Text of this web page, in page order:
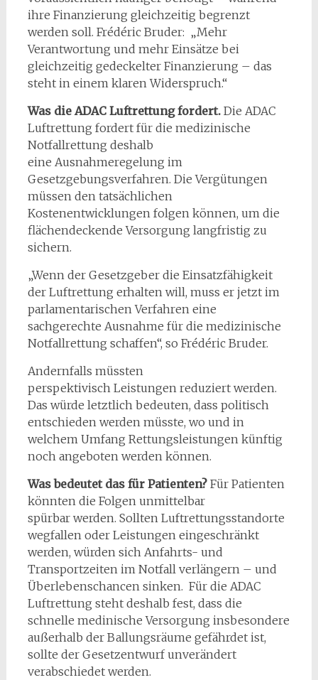
ihre Finanzierung gleichzeitig begrenzt
werden soll. Frédéric Bruder: „Mehr
Verantwortung und mehr Einsätze bei
gleichzeitig gedeckelter Finanzierung – das
steht in einem klaren Widerspruch.“
Was die ADAC Luftrettung fordert. Die ADAC
Luftrettung fordert für die medizinische
Notfallrettung deshalb
eine Ausnahmeregelung im
Gesetzgebungsverfahren. Die Vergütungen
müssen den tatsächlichen
Kostenentwicklungen folgen können, um die
flächendeckende Versorgung langfristig zu
sichern.
„Wenn der Gesetzgeber die Einsatzfähigkeit
der Luftrettung erhalten will, muss er jetzt im
parlamentarischen Verfahren eine
sachgerechte Ausnahme für die medizinische
Notfallrettung schaffen“, so Frédéric Bruder.
Andernfalls müssten
perspektivisch Leistungen reduziert werden.
Das würde letztlich bedeuten, dass politisch
entschieden werden müsste, wo und in
welchem Umfang Rettungsleistungen künftig
noch angeboten werden können.
Was bedeutet das für Patienten?Für Patienten
könnten die Folgen unmittelbar
spürbar werden. Sollten Luftrettungsstandorte
wegfallen oder Leistungen eingeschränkt
werden, würden sich Anfahrts- und
Transportzeiten im Notfall verlängern – und
Überlebenschancen sinken. Für die ADAC
Luftrettung steht deshalb fest, dass die
schnelle medinische Versorgung insbesondere
außerhalb der Ballungsräume gefährdet ist,
sollte der Gesetzentwurf unverändert
verabschiedet werden.